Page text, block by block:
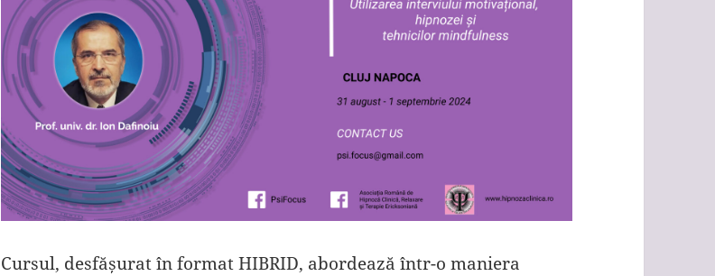
Cursul, desfășurat în format HIBRID, abordează într-o maniera